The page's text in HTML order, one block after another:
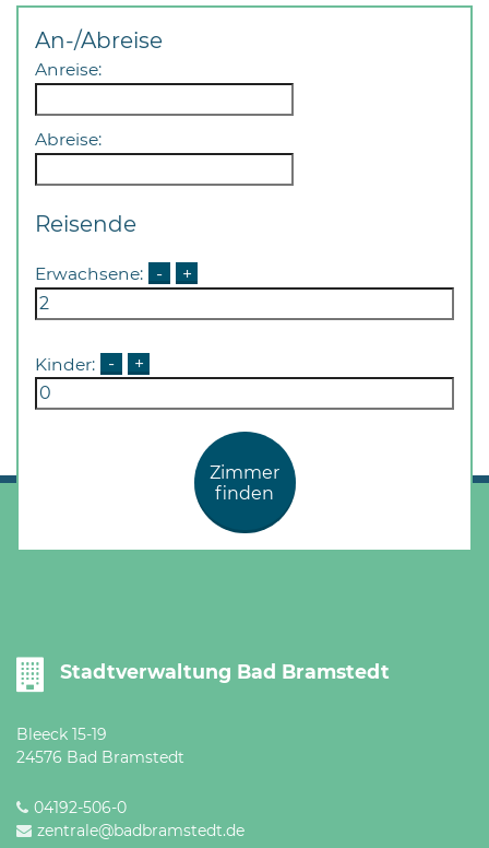
Öffnungszeiten
nach
Vereinbarung.
An-/Abreise
Anreise:
Abreise:
Reisende
Erwachsene: - +
Kinder: - +
Zimmer
finden
Stadtverwaltung Bad Bramstedt
Bleeck 15-19
24576 Bad Bramstedt
04192-506-0
zentrale@badbramstedt.de